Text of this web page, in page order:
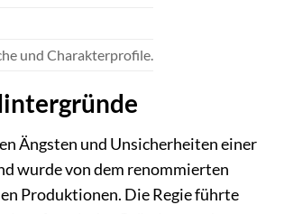
und Charakterprofile.
Ängsten und Unsicherheiten einer
wurde von dem renommierten
Produktionen. Die Regie führte